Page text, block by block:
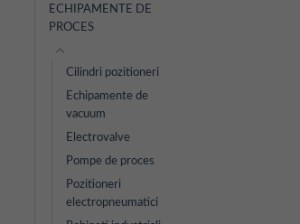
ECHIPAMENTE DE
PROCES
Cilindri pozitioneri
Echipamente de
vacuum
Electrovalve
Pompe de proces
Pozitioneri
electropneumatici